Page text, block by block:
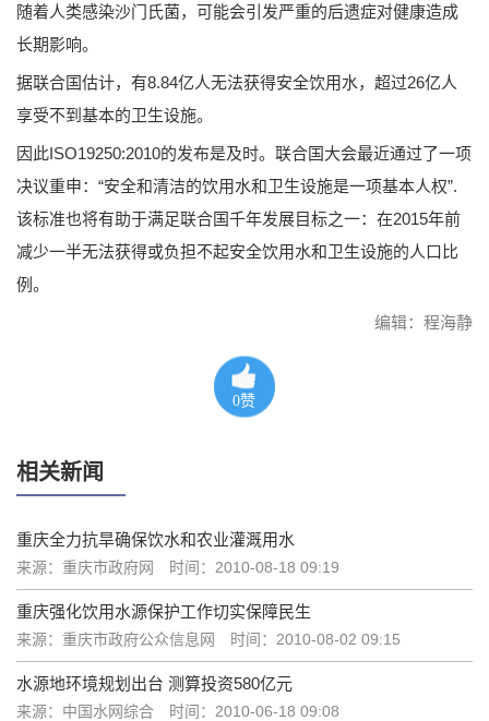
随着人类感染沙门氏菌，可能会引发严重的后遗症对健康造成
长期影响。
据联合国估计，有8.84亿人无法获得安全饮用水，超过26亿人
享受不到基本的卫生设施。
因此ISO19250:2010的发布是及时。联合国大会最近通过了一项
决议重申：“安全和清洁的饮用水和卫生设施是一项基本人权”.
该标准也将有助于满足联合国千年发展目标之一：在2015年前
减少一半无法获得或负担不起安全饮用水和卫生设施的人口比
例。
编辑：程海静
0赞
相关新闻
重庆全力抗旱确保饮水和农业灌溉用水
来源：重庆市政府网 时间：2010-08-18 09:19
重庆强化饮用水源保护工作切实保障民生
来源：重庆市政府公众信息网 时间：2010-08-02 09:15
水源地环境规划出台 测算投资580亿元
来源：中国水网综合 时间：2010-06-18 09:08